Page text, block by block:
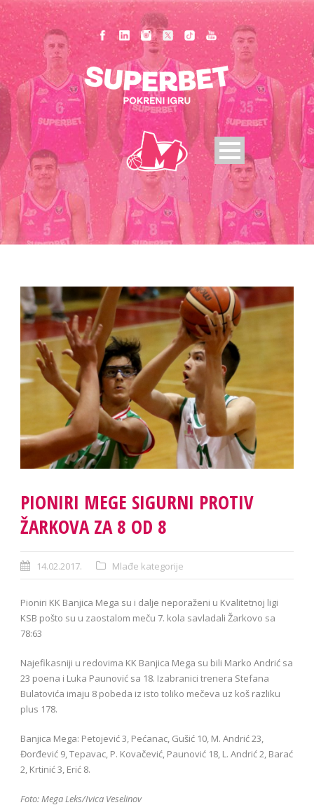
PIONIRI MEGE SIGURNI PROTIV
ŽARKOVA ZA 8 OD 8
14.02.2017. Mlađe kategorije
Pioniri KK Banjica Mega su i dalje neporaženi u Kvalitetnoj ligi
KSB pošto su u zaostalom meču 7. kola savladali Žarkovo sa
78:63
Najefikasniji u redovima KK Banjica Mega su bili Marko Andrić sa
23 poena i Luka Paunović sa 18. Izabranici trenera Stefana
Bulatovića imaju 8 pobeda iz isto toliko mečeva uz koš razliku
plus 178.
Banjica Mega: Petojević 3, Pećanac, Gušić 10, M. Andrić 23,
Đorđević 9, Tepavac, P. Kovačević, Paunović 18, L. Andrić 2, Barać
2, Krtinić 3, Erić 8.
Foto: Mega Leks/Ivica Veselinov